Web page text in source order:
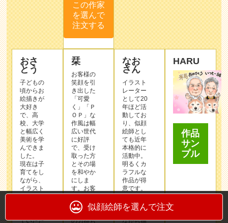
この作家
を選んで
注文する
おさ
とう
子どもの
頃からお
絵描きが
大好き
で、高
校、大学
と幅広く
美術を学
んできま
した。
現在は子
育てをし
ながら、
イラスト
ていただ
栞
お客様の
笑顔を引
き出した
「可愛
く」「Ｐ
ＯＰ」な
作⾵は幅
広い世代
に好評
で、受け
取った⽅
とその場
を和やか
にしま
す。お客
な⽇を彩
る縁の下
の⼒持ち
なお
さん
イラスト
レーター
として20
年ほど活
動してお
り、似顔
絵師とし
ても近年
本格的に
活動中。
明るくカ
ラフルな
作品が得
意です。
笑顔を思
い浮かべ
ながら描
HARU
作品
サン
プル
似顔絵師を選んで注文